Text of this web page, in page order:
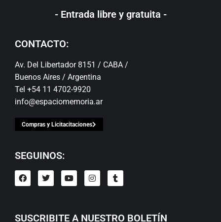
- Entrada libre y gratuita -
CONTACTO:
Av. Del Libertador 8151 / CABA /
Buenos Aires / Argentina
Tel +54 11 4702-9920
info@espaciomemoria.ar
Compras y Licitacitaciones
SEGUINOS:
SUSCRIBITE A NUESTRO BOLETÍN